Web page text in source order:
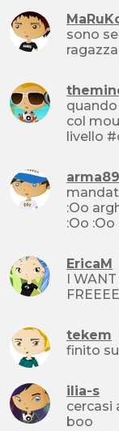
sono
col
arma89
mandate
:Oo argh :o #ok :) :D :P #lv ;) ioo grr :( boo
EricaM
I
tekem
ilia-s
cercasi amici
boo